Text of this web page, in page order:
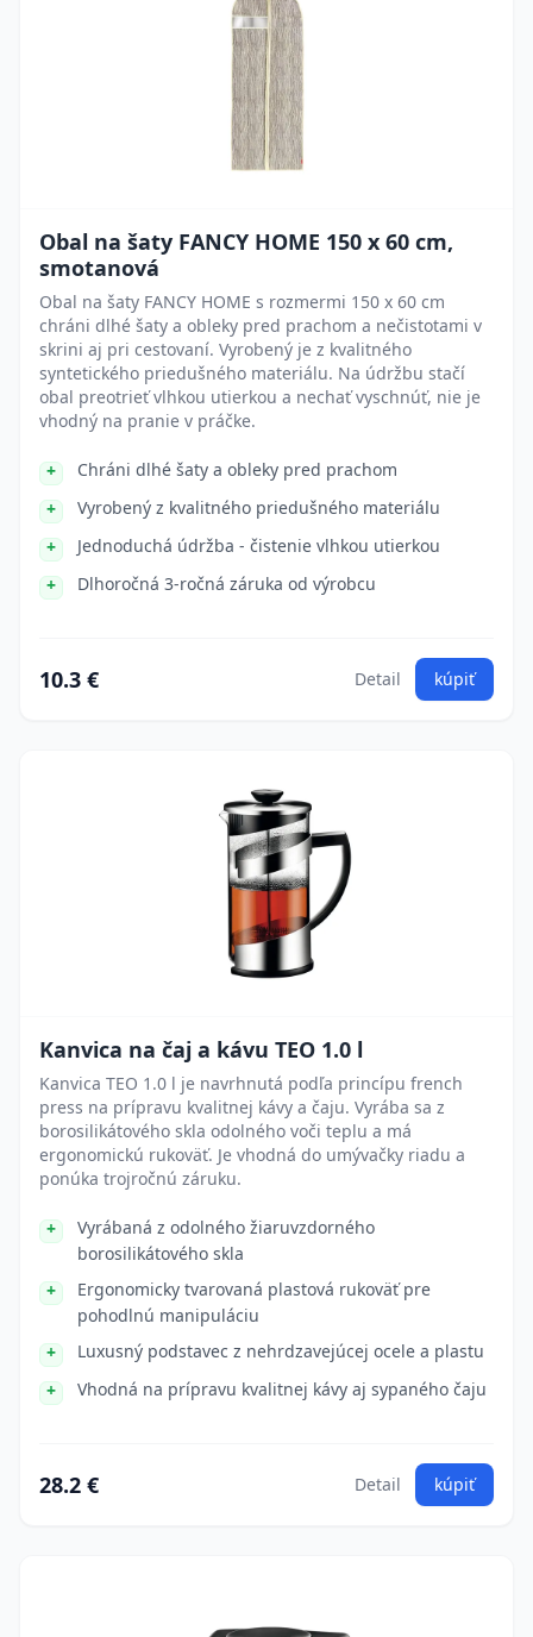
Obal na šaty FANCY HOME 150 x 60 cm,
smotanová
Obal na šaty FANCY HOME s rozmermi 150 x 60 cm
chráni dlhé šaty a obleky pred prachom a nečistotami v
skrini aj pri cestovaní. Vyrobený je z kvalitného
syntetického priedušného materiálu. Na údržbu stačí
obal preotrieť vlhkou utierkou a nechať vyschnúť, nie je
vhodný na pranie v práčke.
Chráni dlhé šaty a obleky pred prachom
Vyrobený z kvalitného priedušného materiálu
Jednoduchá údržba - čistenie vlhkou utierkou
Dlhoročná 3-ročná záruka od výrobcu
10.3 € Detail kúpiť
Kanvica na čaj a kávu TEO 1.0 l
Kanvica TEO 1.0 l je navrhnutá podľa princípu french
press na prípravu kvalitnej kávy a čaju. Vyrába sa z
borosilikátového skla odolného voči teplu a má
ergonomickú rukoväť. Je vhodná do umývačky riadu a
ponúka trojročnú záruku.
Vyrábaná z odolného žiaruvzdorného
borosilikátového skla
Ergonomicky tvarovaná plastová rukoväť pre
pohodlnú manipuláciu
Luxusný podstavec z nehrdzavejúcej ocele a plastu
Vhodná na prípravu kvalitnej kávy aj sypaného čaju
28.2 € Detail kúpiť